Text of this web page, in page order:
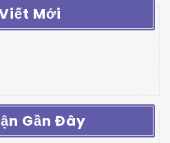
Mới
Gần Đây